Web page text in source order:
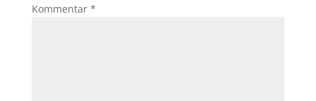
Kommentar *